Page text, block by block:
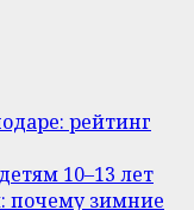
рейтинг
10–13 лет
почему зимние